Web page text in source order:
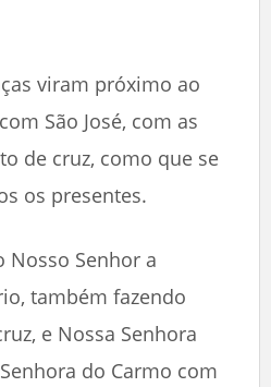
viram próximo ao
São José, com as
de cruz, como que se
os presentes.
Nosso Senhor a
também fazendo
e Nossa Senhora
do Carmo com